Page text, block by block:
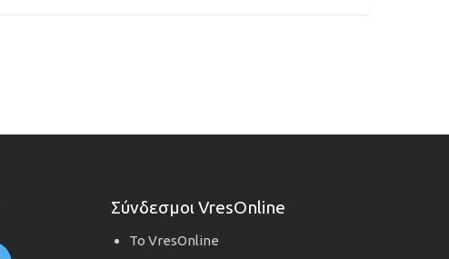
Σύνδεσμοι VresOnline
Το VresOnline